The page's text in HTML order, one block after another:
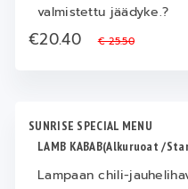
valmistettu jäädyke.?
€20.40€ 25.50
SUNRISE SPECIAL MENU
LAMB KABAB(Alkuruoat /
Lampaan chili-